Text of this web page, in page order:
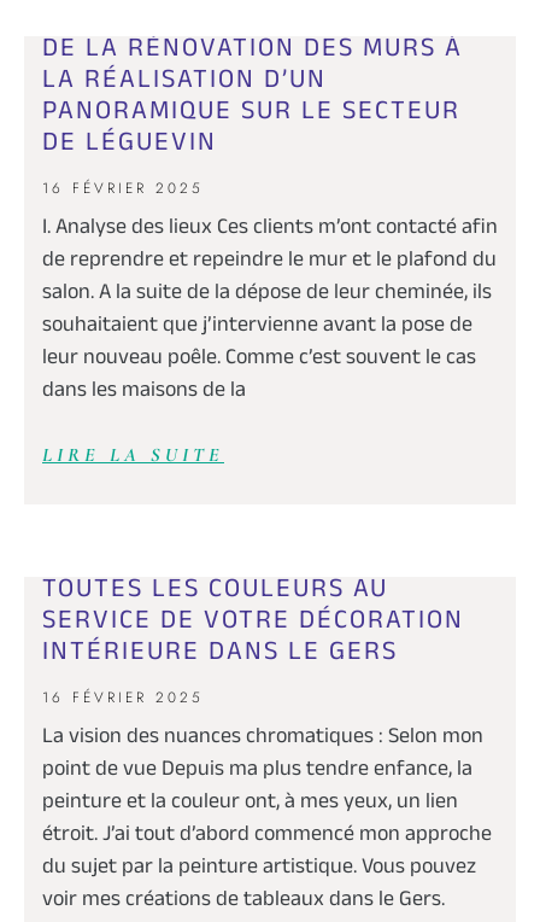
DE LA RÉNOVATION DES MURS À
LA RÉALISATION D’UN
PANORAMIQUE SUR LE SECTEUR
DE LÉGUEVIN
16 FÉVRIER 2025
I. Analyse des lieux Ces clients m’ont contacté afin
de reprendre et repeindre le mur et le plafond du
salon. A la suite de la dépose de leur cheminée, ils
souhaitaient que j’intervienne avant la pose de
leur nouveau poêle. Comme c’est souvent le cas
dans les maisons de la
LIRE LA SUITE
TOUTES LES COULEURS AU
SERVICE DE VOTRE DÉCORATION
INTÉRIEURE DANS LE GERS
16 FÉVRIER 2025
La vision des nuances chromatiques : Selon mon
point de vue Depuis ma plus tendre enfance, la
peinture et la couleur ont, à mes yeux, un lien
étroit. J’ai tout d’abord commencé mon approche
du sujet par la peinture artistique. Vous pouvez
voir mes créations de tableaux dans le Gers.